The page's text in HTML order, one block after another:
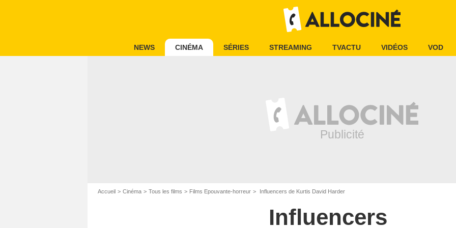
NEWS CINÉMA SÉRIES STREAMING TVACTU VIDÉOS VOD
Accueil Cinéma Tous les films Films Epouvante-horreur Influencers de Kurtis David Harder
Influencers